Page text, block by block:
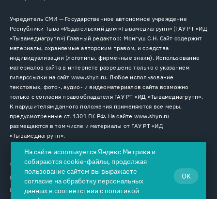
Учредитель СМИ — Государственное автономное учреждение
Республики Тыва «Издательский дом «Тывамедиагрупп» (ГАУ РТ «ИД
«Тывамедиагрупп») Главный редактор: Монгуш С.Н. Сайт содержит
материалы, охраняемые авторским правом, и средства
индивидуализации (логотипы, фирменные знаки). Использование
материалов сайта в интернете разрешено только с указанием
гиперссылки на сайт www.shyn.ru. Любое использование
текстовых, фото-, аудио- и видеоматериалов сайта возможно
только с согласия правообладателя ГАУ РТ «ИД «Тывамедиагрупп».
К нарушителям данного положения применяются все меры,
предусмотренные ст. 1301 ГК РФ. На сайте www.shyn.ru
размещаются в том числе и материалы от ГАУ РТ «ИД
«Тывамедиагрупп».
© 2026. Все права защищены.
12+
Пользовательское соглашение
Использование cookie-файлов
На сайте используется Яндекс Метрика и
собираются cookie-файлы, продолжая
пользование сайтом вы выражаете
согласие наобработку персональных
данных в соответствии с политикой
OK